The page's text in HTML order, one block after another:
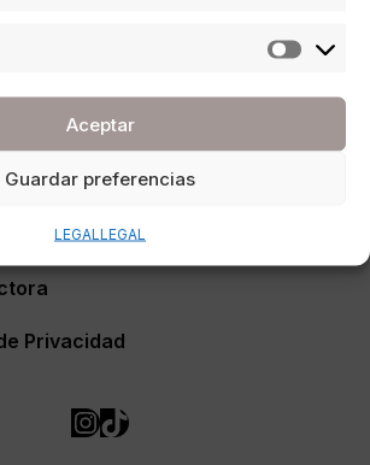
Aceptar
Guardar preferencias
LEGAL LEGAL
DE LECTURA
Privacidad